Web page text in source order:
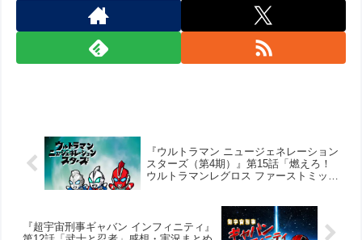
『ウルトラマン ニュージェネレーション
スターズ（第4期）』第15話「燃えろ！
ウルトラマンレグロス ファーストミッシ
『超宇宙刑事ギャバン インフィニティ』